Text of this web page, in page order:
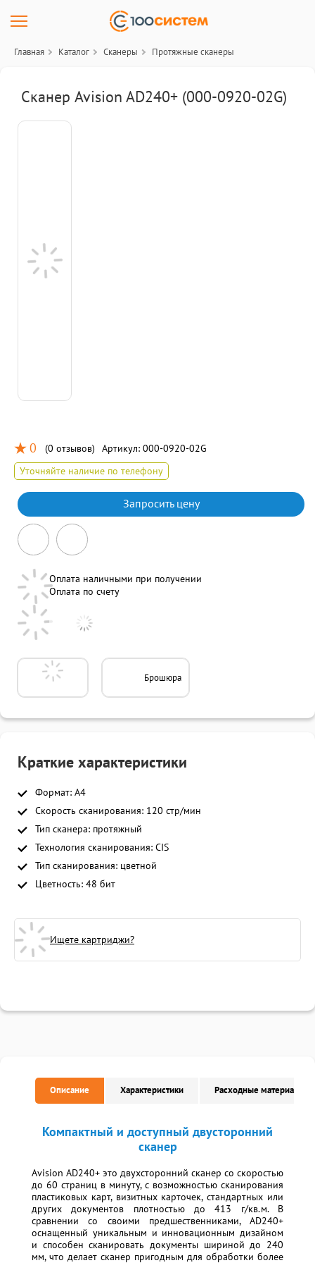
Главная Каталог Сканеры Протяжные сканеры
Сканер Avision AD240+ (000-0920-02G)
0 (0 отзывов) Артикул: 000-0920-02G
Уточняйте наличие по телефону
Запросить цену
Оплата наличными при получении
Оплата по счету
Брошюра
Краткие характеристики
Формат: A4
Скорость сканирования: 120 стр/мин
Тип сканера: протяжный
Технология сканирования: CIS
Тип сканирования: цветной
Цветность: 48 бит
Ищете картриджи?
Описание Характеристики Расходные материалы
Компактный и доступный двусторонний
сканер
Avision AD240+ это двухсторонний сканер со скоростью
до 60 страниц в минуту, с возможностью сканирования
пластиковых карт, визитных карточек, стандартных или
других документов плотностью до 413 г/кв.м. В
сравнении со своими предшественниками, AD240+
оснащенный уникальным и инновационным дизайном
и способен сканировать документы шириной до 240
мм, что делает сканер пригодным для обработки более